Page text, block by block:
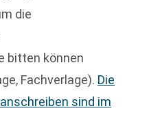
die
bitten können
Fachverlage). Die
sind im